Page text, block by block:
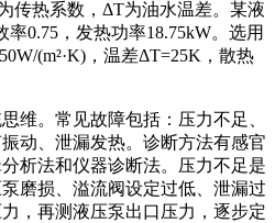
传热系数，ΔT为油水温差。某液
0.75，发热功率18.75kW。选用
(m²·K)，温差ΔT=25K，散热
维。常见故障包括：压力不足、
动、泄漏发热。诊断方法有感官
析法和仪器诊断法。压力不足是
磨损、溢流阀设定过低、泄漏过
，再测液压泵出口压力，逐步定